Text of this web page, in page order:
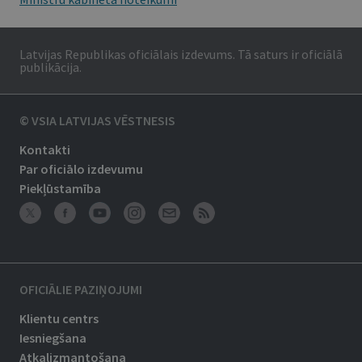
Latvijas Republikas oficiālais izdevums. Tā saturs ir oficiālā
publikācija.
© VSIA LATVIJAS VĒSTNESIS
Kontakti
Par oficiālo izdevumu
Piekļūstamība
OFICIĀLIE PAZIŅOJUMI
Klientu centrs
Iesniegšana
Atkalizmantošana